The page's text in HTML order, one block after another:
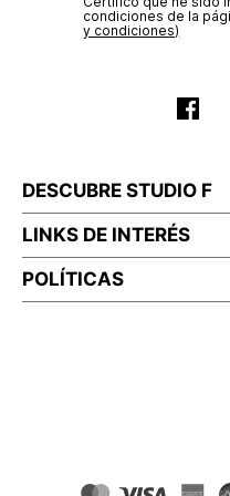
condiciones de la
y condiciones)
DESCUBRE STUDIO F
LINKS DE INTERÉS
POLÍTICAS